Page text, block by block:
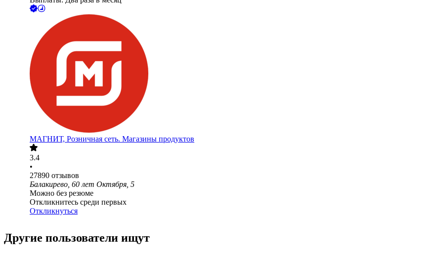
МАГНИТ, Розничная сеть. Магазины продуктов
3.4
•
27890 отзывов
Балакирево, 60 лет Октября, 5
Можно без резюме
Откликнитесь среди первых
Откликнуться
Другие пользователи ищут